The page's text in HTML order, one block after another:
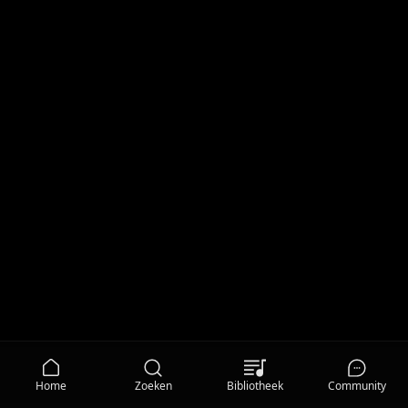
Home Zoeken Bibliotheek Community